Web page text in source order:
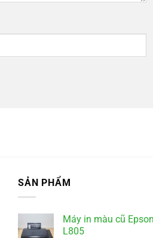
SẢN PHẨM
Máy in màu cũ Epson
L805